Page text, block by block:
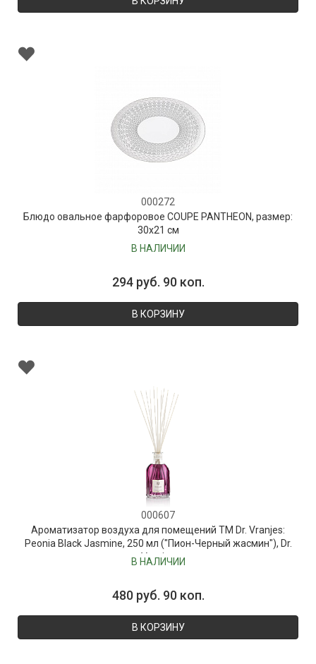
000272
Блюдо овальное фарфоровое COUPE PANTHEON, размер:
30х21 см
В НАЛИЧИИ
294 руб. 90 коп.
В КОРЗИНУ
000607
Ароматизатор воздуха для помещений ТМ Dr. Vranjes:
Peonia Black Jasmine, 250 мл ("Пион-Черный жасмин"), Dr.
Vranjes
В НАЛИЧИИ
480 руб. 90 коп.
В КОРЗИНУ